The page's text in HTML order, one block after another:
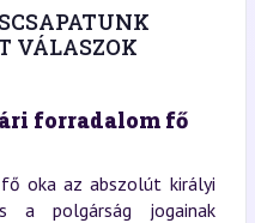
VÁLASZOK
forradalom fő
oka az abszolút királyi
a polgárság jogainak